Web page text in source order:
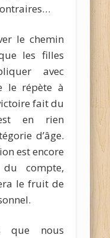
le chemin
les filles
avec
le répète à
fait du
en rien
d’âge.
est encore
compte,
le fruit de
que nous